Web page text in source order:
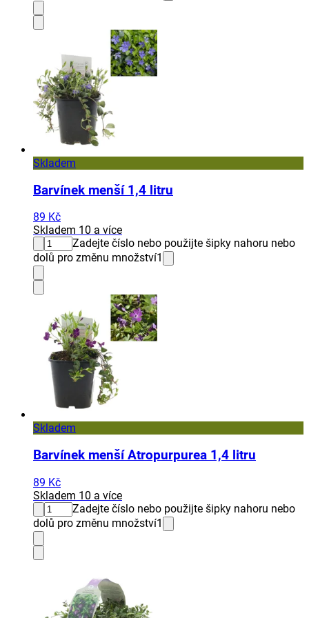
Skladem
Barvínek menší 1,4 litru
89 Kč
Skladem 10 a více
Zadejte číslo nebo použijte šipky nahoru nebo
dolů pro změnu množství1
Skladem
Barvínek menší Atropurpurea 1,4 litru
89 Kč
Skladem 10 a více
Zadejte číslo nebo použijte šipky nahoru nebo
dolů pro změnu množství1